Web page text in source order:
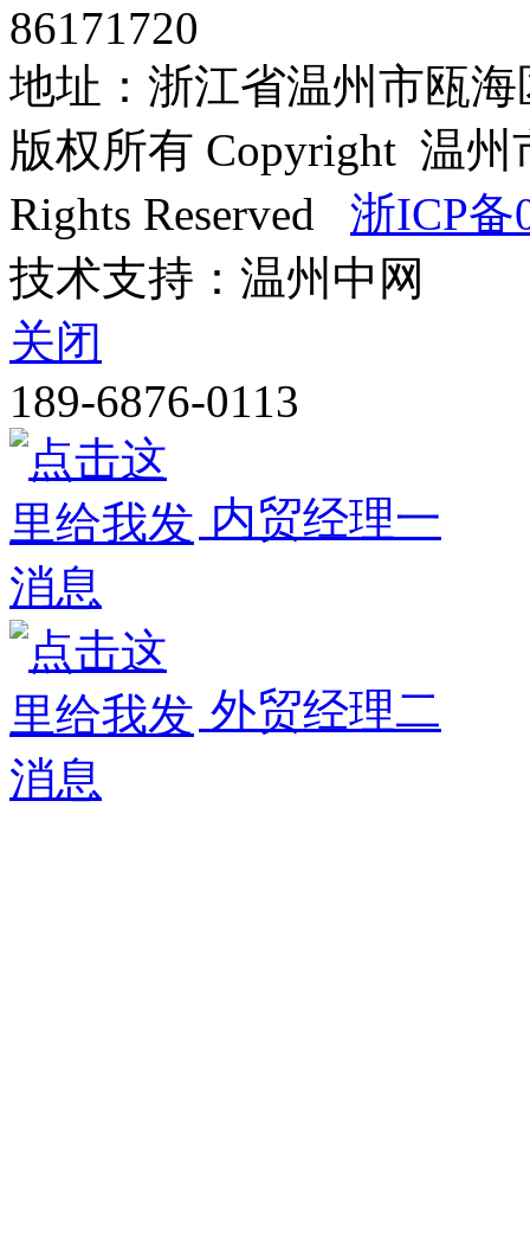
86171720
地址：浙江省温州市瓯海
版权所有 Copyright 温
Rights Reserved 浙ICP备
技术支持：温州中网
关闭
189-6876-0113
内贸经理一
外贸经理二